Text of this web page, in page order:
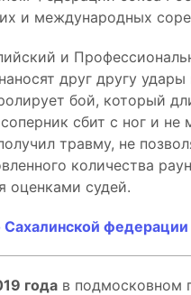
и международных
и
друг другу
бой, который
сбит с ног и
травму, не
количества
оценками судей.
Сахалинской федерации
года в подмосковном